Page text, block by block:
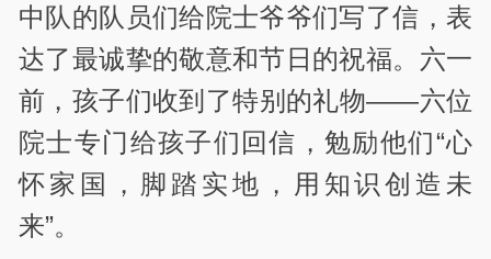
中队的队员们给院士爷爷们写了信，表
达了最诚挚的敬意和节日的祝福。六一
前，孩子们收到了特别的礼物——六位
院士专门给孩子们回信，勉励他们“心
怀家国，脚踏实地，用知识创造未
来”。